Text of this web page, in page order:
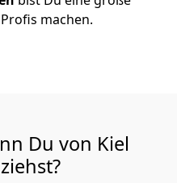
machen.
Du von Kiel
ziehst?